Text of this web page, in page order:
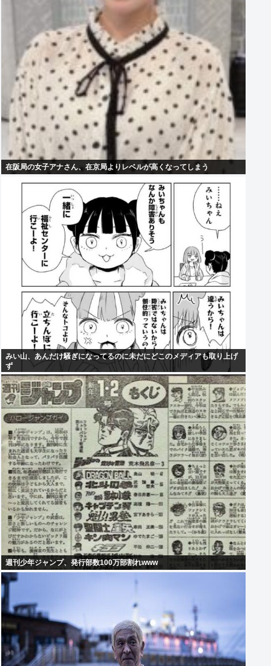
在阪局の女子アナさん、在京局よりレベルが高くなってしまう
みい山、あんだけ騒ぎになってるのに未だにどこのメディアも取り上げ
ず
週刊少年ジャンプ、発行部数100万部割れwww